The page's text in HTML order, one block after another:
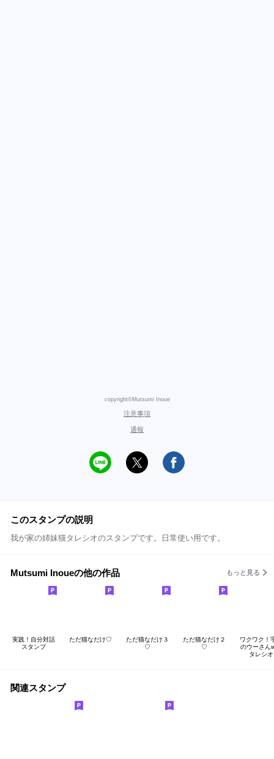
copyright©Mutsumi Inoue
注意事項
通報
このスタンプの説明
我が家の姉妹猫タレシオのスタンプです。日常使い用です。
Mutsumi Inoueの他の作品 もっと見る
実践！自分対話
スタンプ
ただ猫なだけ♡
ただ猫なだけ３
♡
ただ猫なだけ２
♡
ワクワク！
のウーさん
タレシオ
関連スタンプ